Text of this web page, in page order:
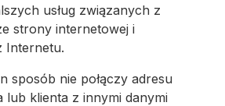
usług związanych z
strony internetowej i
Internetu.
sposób nie połączy adresu
lub klienta z innymi danymi